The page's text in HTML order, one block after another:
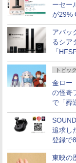
ーセー
が29%
アバッ
るシア
「
ルフは
トピック
金ロー
の怪奇
で「葬
配信な
報
追求し
登録で
東映の